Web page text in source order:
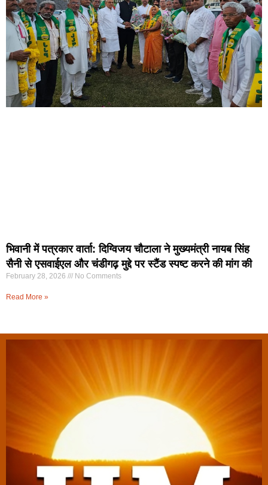
भिवानी में पत्रकार वार्ता: दिग्विजय चौटाला ने मुख्यमंत्री नायब सिंह
सैनी से एसवाईएल और चंडीगढ़ मुद्दे पर स्टैंड स्पष्ट करने की मांग की
February 28, 2026 No Comments
Read More »